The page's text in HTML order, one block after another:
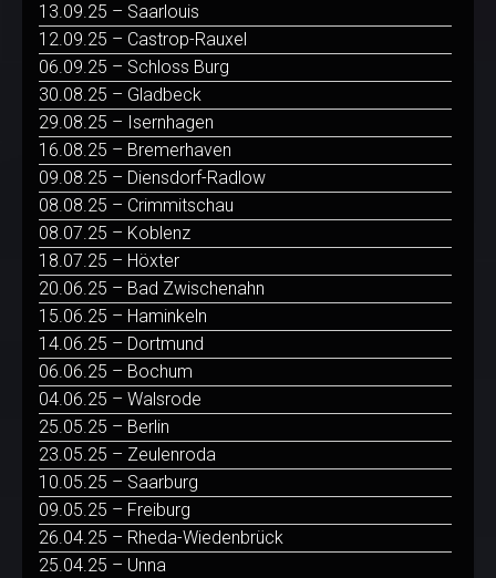
13.09.25 – Saarlouis
12.09.25 – Castrop-Rauxel
06.09.25 – Schloss Burg
30.08.25 – Gladbeck
29.08.25 – Isernhagen
16.08.25 – Bremerhaven
09.08.25 – Diensdorf-Radlow
08.08.25 – Crimmitschau
08.07.25 – Koblenz
18.07.25 – Höxter
20.06.25 – Bad Zwischenahn
15.06.25 – Haminkeln
14.06.25 – Dortmund
06.06.25 – Bochum
04.06.25 – Walsrode
25.05.25 – Berlin
23.05.25 – Zeulenroda
10.05.25 – Saarburg
09.05.25 – Freiburg
26.04.25 – Rheda-Wiedenbrück
25.04.25 – Unna